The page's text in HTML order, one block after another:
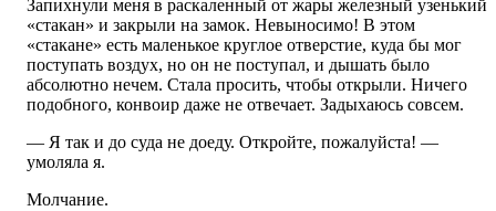
Запихнули меня в раскаленный от жары железный узенький
«стакан» и закрыли на замок. Невыносимо! В этом
«стакане» есть маленькое круглое отверстие, куда бы мог
поступать воздух, но он не поступал, и дышать было
абсолютно нечем. Стала просить, чтобы открыли. Ничего
подобного, конвоир даже не отвечает. Задыхаюсь совсем.
— Я так и до суда не доеду. Откройте, пожалуйста! —
умоляла я.
Молчание.